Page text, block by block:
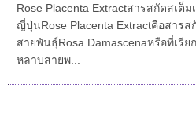
Rose Placenta Extractสารสกัดสเต็ม
ญี่ปุ่นRose Placenta Extractคือสารส
สายพันธุ์Rosa Damascenaหรือที่เรีย
หลาบสายพ...